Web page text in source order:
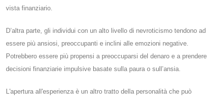
vista finanziario.
D’altra parte, gli individui con un alto livello di nevroticismo tendono ad
essere più ansiosi, preoccupanti e inclini alle emozioni negative.
Potrebbero essere più propensi a preoccuparsi del denaro e a prendere
decisioni finanziarie impulsive basate sulla paura o sull’ansia.
L'apertura all'esperienza è un altro tratto della personalità che può